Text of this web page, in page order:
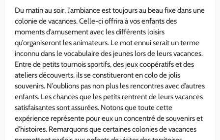
Du matin au soir, l’ambiance est toujours au beau fixe dans une
colonie de vacances. Celle-ci offrira à vos enfants des
moments d’amusement avec les différents loisirs
qu’organiseront les animateurs. Le mot ennui serait un terme
inconnu dans le vocabulaire des jeunes lors de leurs vacances.
Entre de petits tournois sportifs, des jeux coopératifs et des
ateliers découverts, ils se constitueront en colo de jolis
souvenirs. N’oublions pas non plus les rencontres avec d’autres
enfants. Les chances que les petits rentrent de leurs vacances
satisfaisantes sont assurées. Notons que toute cette
expérience représente pour eux un concentré de souvenirs et
d’histoires. Remarquons que certaines colonies de vacances